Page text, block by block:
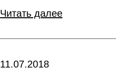
Читать далее
11.07.2018